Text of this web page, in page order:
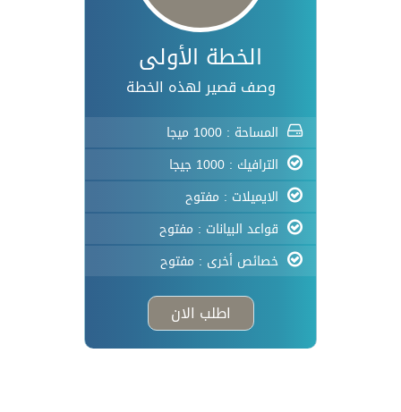
الخطة الأولى
وصف قصير لهذه الخطة
المساحة : 1000 ميجا
الترافيك : 1000 جيجا
الايميلات : مفتوح
قواعد البيانات : مفتوح
خصائص أخرى : مفتوح
اطلب الان